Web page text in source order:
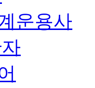
운용사